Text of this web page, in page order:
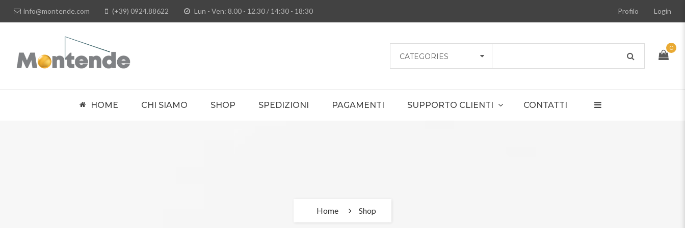
info@montende.com (+39) 0924.88622 Lun - Ven: 8.00 - 12.30 / 14:30 - 18:30 Profilo Login
CATEGORIES
0
HOME CHI SIAMO SHOP SPEDIZIONI PAGAMENTI SUPPORTO CLIENTI CONTATTI
Home Shop